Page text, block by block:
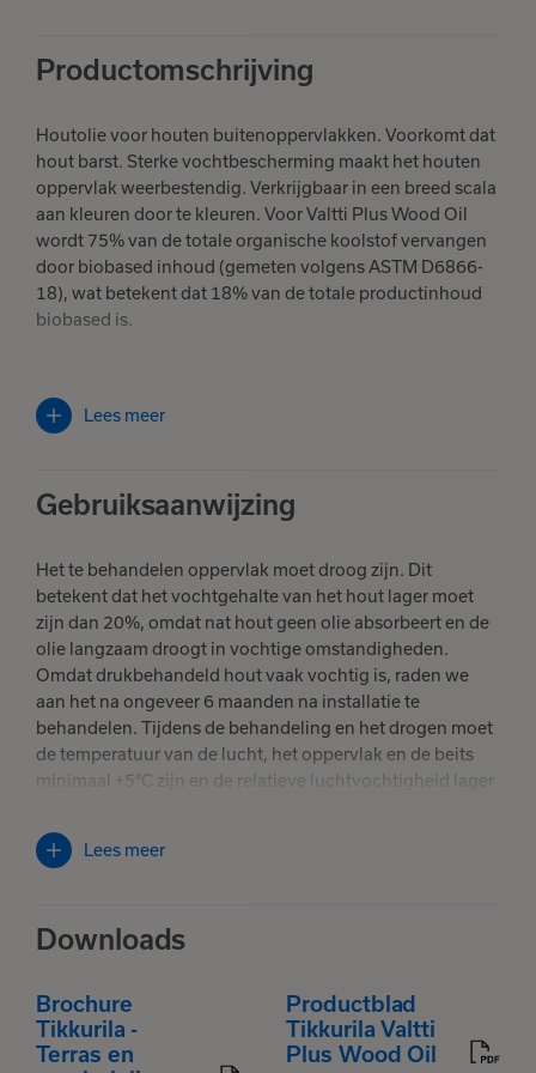
Productomschrijving
Houtolie voor houten buitenoppervlakken. Voorkomt dat
hout barst. Sterke vochtbescherming maakt het houten
oppervlak weerbestendig. Verkrijgbaar in een breed scala
aan kleuren door te kleuren. Voor Valtti Plus Wood Oil
wordt 75% van de totale organische koolstof vervangen
door biobased inhoud (gemeten volgens ASTM D6866-
18), wat betekent dat 18% van de totale productinhoud
biobased is.
behandelde houten buitenoppervlakken.
voor geïmpregneerd hout (drukbehandeld hout),
tegen de weersinvloeden en als het product gekleurd
Aanbevolen voor tuinmeubilair, terrassen, vlonders
en trappen.
In vele semi-transparante kleuren verkrijgbaar.
Lees meer
Gebruiksaanwijzing
Het te behandelen oppervlak moet droog zijn. Dit
betekent dat het vochtgehalte van het hout lager moet
zijn dan 20%, omdat nat hout geen olie absorbeert en de
olie langzaam droogt in vochtige omstandigheden.
Omdat drukbehandeld hout vaak vochtig is, raden we
aan het na ongeveer 6 maanden na installatie te
behandelen. Tijdens de behandeling en het drogen moet
de temperatuur van de lucht, het oppervlak en de beits
minimaal +5°C zijn en de relatieve luchtvochtigheid lager
Voorbereiding:
beschimmelde houten oppervlakken met
Oppervlakken die eerder met houtolie behandeld zijn:
Verwijder los materiaal met een schraper en/of een
borstel. Reinig het oppervlak en was het, indien nodig,
Lees meer
Downloads
Brochure
Tikkurila -
Terras en
Productblad
Tikkurila Valtti
Plus Wood Oil